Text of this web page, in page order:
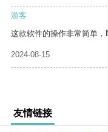
游客
这款软件的操作非常简单，
2024-08-15
友情链接